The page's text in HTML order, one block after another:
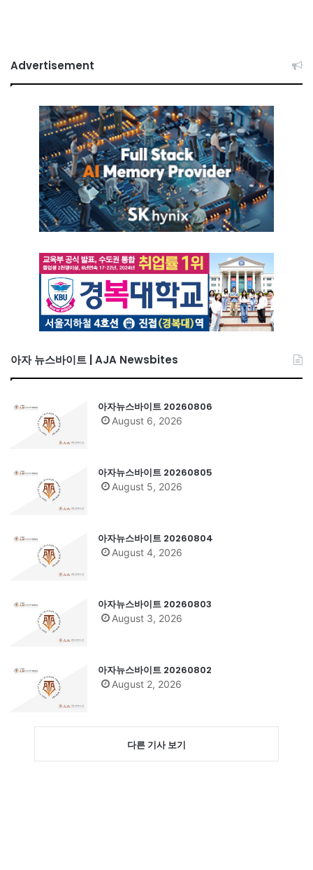
Advertisement
아자 뉴스바이트 | AJA Newsbites
아자뉴스바이트 20260806
August 6, 2026
아자뉴스바이트 20260805
August 5, 2026
아자뉴스바이트 20260804
August 4, 2026
아자뉴스바이트 20260803
August 3, 2026
아자뉴스바이트 20260802
August 2, 2026
다른 기사 보기